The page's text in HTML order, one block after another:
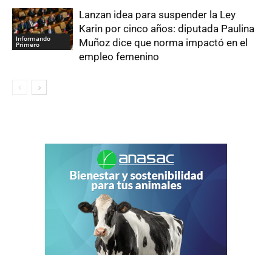
Informando
Primero
Lanzan idea para suspender la Ley
Karin por cinco años: diputada Paulina
Muñoz dice que norma impactó en el
empleo femenino